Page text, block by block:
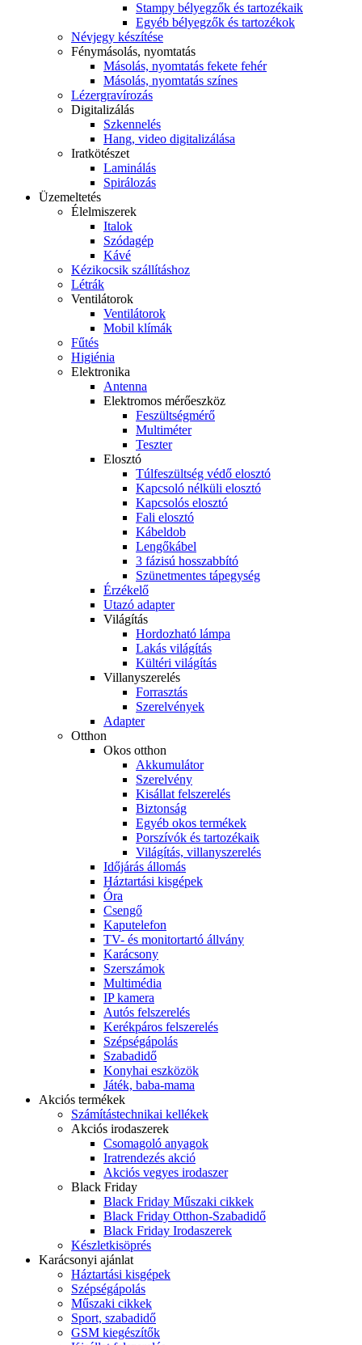
Stampy bélyegzők és tartozékaik
Egyéb bélyegzők és tartozékok
Névjegy készítése
Fénymásolás, nyomtatás
Másolás, nyomtatás fekete fehér
Másolás, nyomtatás színes
Lézergravírozás
Digitalizálás
Szkennelés
Hang, video digitalizálása
Iratkötészet
Laminálás
Spirálozás
Üzemeltetés
Élelmiszerek
Italok
Szódagép
Kávé
Kézikocsik szállításhoz
Létrák
Ventilátorok
Ventilátorok
Mobil klímák
Fűtés
Higiénia
Elektronika
Antenna
Elektromos mérőeszköz
Feszültségmérő
Multiméter
Teszter
Elosztó
Túlfeszültség védő elosztó
Kapcsoló nélküli elosztó
Kapcsolós elosztó
Fali elosztó
Kábeldob
Lengőkábel
3 fázisú hosszabbító
Szünetmentes tápegység
Érzékelő
Utazó adapter
Világítás
Hordozható lámpa
Lakás világítás
Kültéri világítás
Villanyszerelés
Forrasztás
Szerelvények
Adapter
Otthon
Okos otthon
Akkumulátor
Szerelvény
Kisállat felszerelés
Biztonság
Egyéb okos termékek
Porszívók és tartozékaik
Világítás, villanyszerelés
Időjárás állomás
Háztartási kisgépek
Óra
Csengő
Kaputelefon
TV- és monitortartó állvány
Karácsony
Szerszámok
Multimédia
IP kamera
Autós felszerelés
Kerékpáros felszerelés
Szépségápolás
Szabadidő
Konyhai eszközök
Játék, baba-mama
Akciós termékek
Számítástechnikai kellékek
Akciós irodaszerek
Csomagoló anyagok
Iratrendezés akció
Akciós vegyes irodaszer
Black Friday
Black Friday Műszaki cikkek
Black Friday Otthon-Szabadidő
Black Friday Irodaszerek
Készletkisöprés
Karácsonyi ajánlat
Háztartási kisgépek
Szépségápolás
Műszaki cikkek
Sport, szabadidő
GSM kiegészítők